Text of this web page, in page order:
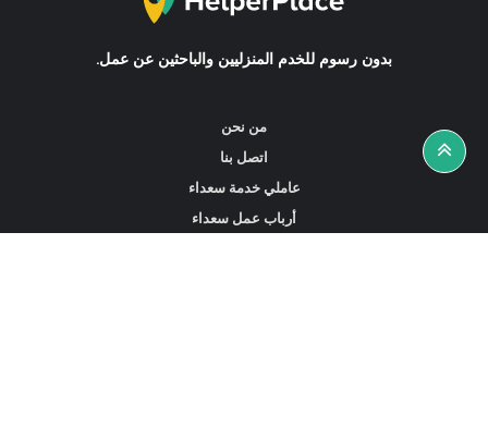
بدون رسوم للخدم المنزليين والباحثين عن عمل.
من نحن
اتصل بنا
عاملي خدمة سعداء
أرباب عمل سعداء